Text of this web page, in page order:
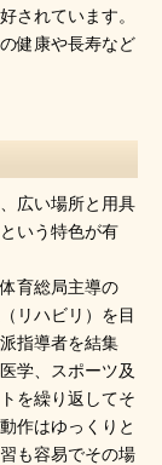
されています。
健康や長寿など
広い場所と用具
いう特色が有
育総局主導の
リハビリ）を目
指導者を結集
学、スポーツ及
を繰り返してそ
作はゆっくりと
も容易でその場